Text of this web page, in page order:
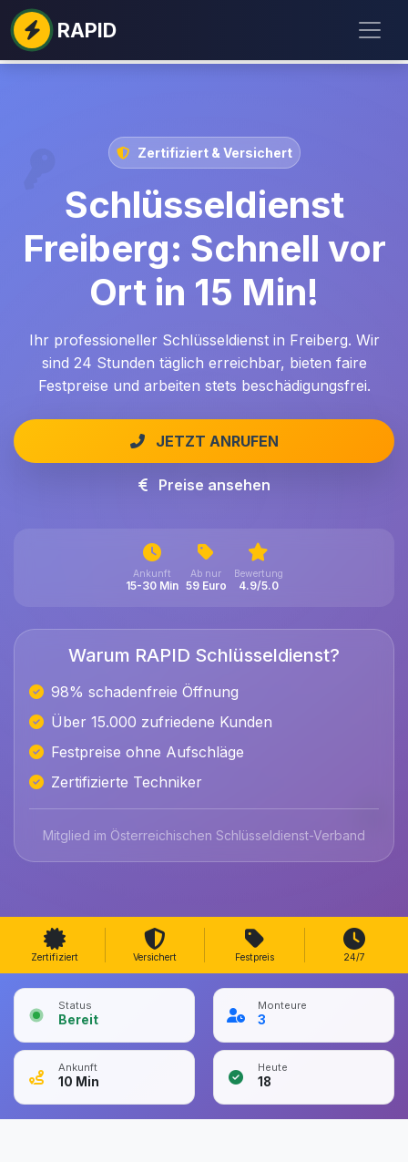
RAPID
Zertifiziert & Versichert
Schlüsseldienst
Freiberg: Schnell vor
Ort in 15 Min!
Ihr professioneller Schlüsseldienst in Freiberg. Wir
sind 24 Stunden täglich erreichbar, bieten faire
Festpreise und arbeiten stets beschädigungsfrei.
JETZT ANRUFEN
Preise ansehen
Ankunft
15-30 Min
Ab nur
59 Euro
Bewertung
4.9/5.0
Warum RAPID Schlüsseldienst?
98% schadenfreie Öffnung
Über 15.000 zufriedene Kunden
Festpreise ohne Aufschläge
Zertifizierte Techniker
Mitglied im Österreichischen Schlüsseldienst-Verband
Zertifiziert Versichert Festpreis 24/7
Status
Bereit
Monteure
3
Ankunft
10 Min
Heute
18